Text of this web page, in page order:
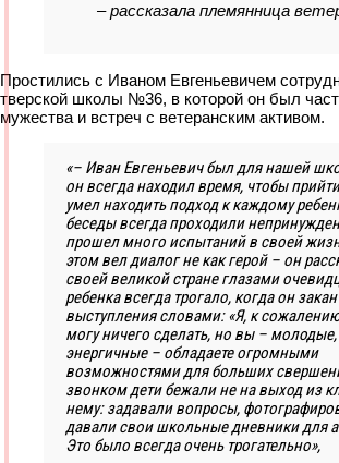
– рассказала племянница
Простились с Иваном Евгеньевичем
тверской школы №36, в которой он был
мужества и встреч с ветеранским активом.
«– Иван Евгеньевич был для нашей
он всегда находил время, чтобы
умел находить подход к каждому
беседы всегда проходили
прошел много испытаний в своей
этом вел диалог не как герой – он
своей великой стране глазами
ребенка всегда трогало, когда он
выступления словами: «Я, к
могу ничего сделать, но вы –
энергичные – обладаете огромными
возможностями для больших
звонком дети бежали не на выход из
нему: задавали вопросы,
давали свои школьные дневники для
Это было всегда очень трогательно»,